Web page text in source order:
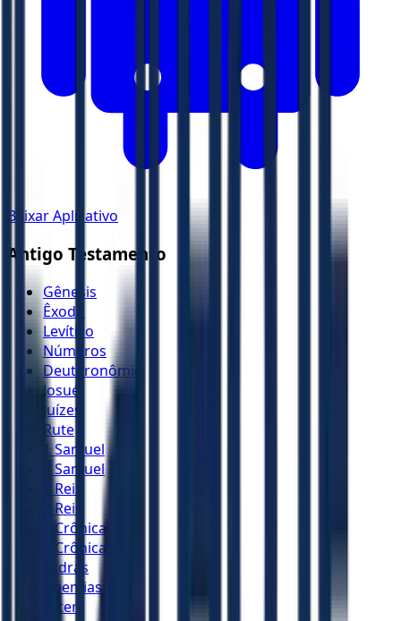
Baixar Aplicativo
Antigo Testamento
Gênesis
Êxodo
Levítico
Números
Deuteronômio
Josué
Juízes
Rute
1 Samuel
2 Samuel
1 Reis
2 Reis
1 Crônicas
2 Crônicas
Esdras
Neemias
Ester